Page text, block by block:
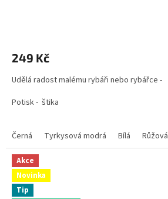
249 Kč
Udělá radost malému rybáři nebo rybářce -
Potisk - štika
Černá Tyrkysová modrá Bílá Růžová
Akce
Novinka
Tip